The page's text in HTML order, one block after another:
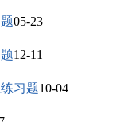
05-23
12-11
习题10-04